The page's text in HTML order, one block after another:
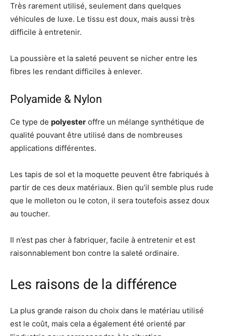
Très rarement utilisé, seulement dans quelques
véhicules de luxe. Le tissu est doux, mais aussi très
difficile à entretenir.
La poussière et la saleté peuvent se nicher entre les
fibres les rendant difficiles à enlever.
Polyamide & Nylon
Ce type de polyester offre un mélange synthétique de
qualité pouvant être utilisé dans de nombreuses
applications différentes.
Les tapis de sol et la moquette peuvent être fabriqués à
partir de ces deux matériaux. Bien qu’il semble plus rude
que le molleton ou le coton, il sera toutefois assez doux
au toucher.
Il n’est pas cher à fabriquer, facile à entretenir et est
raisonnablement bon contre la saleté ordinaire.
Les raisons de la différence
La plus grande raison du choix dans le matériau utilisé
est le coût, mais cela a également été orienté par